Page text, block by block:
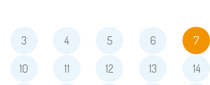
3 4 5 6 7
10 11 12 13 14